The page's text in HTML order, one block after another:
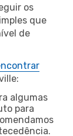
os
que
de
algumas
para